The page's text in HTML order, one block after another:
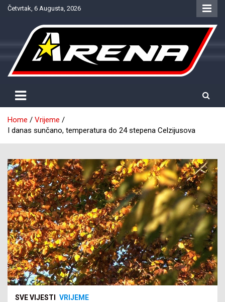
SkipČetvrtak, 6 Augusta, 2026
NTV Arena
Home
Vrijeme
I danas sunčano, temperatura do 24 stepena Celzijusova
SVE VIJESTI VRIJEME